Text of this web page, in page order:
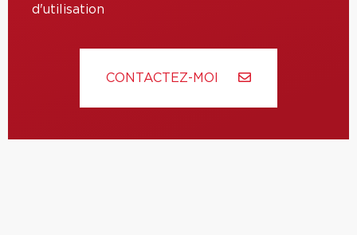
d'utilisation
CONTACTEZ-MOI